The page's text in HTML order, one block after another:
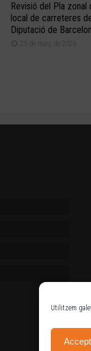
Utilitzem
Revisió del Pla zonal
local de carreteres
Diputació de
25 de març de 2026